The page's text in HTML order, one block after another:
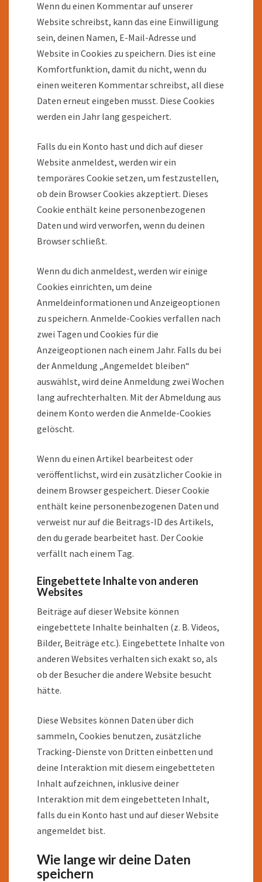
Wenn du einen Kommentar auf unserer
Website schreibst, kann das eine Einwilligung
sein, deinen Namen, E-Mail-Adresse und
Website in Cookies zu speichern. Dies ist eine
Komfortfunktion, damit du nicht, wenn du
einen weiteren Kommentar schreibst, all diese
Daten erneut eingeben musst. Diese Cookies
werden ein Jahr lang gespeichert.
Falls du ein Konto hast und dich auf dieser
Website anmeldest, werden wir ein
temporäres Cookie setzen, um festzustellen,
ob dein Browser Cookies akzeptiert. Dieses
Cookie enthält keine personenbezogenen
Daten und wird verworfen, wenn du deinen
Browser schließt.
Wenn du dich anmeldest, werden wir einige
Cookies einrichten, um deine
Anmeldeinformationen und Anzeigeoptionen
zu speichern. Anmelde-Cookies verfallen nach
zwei Tagen und Cookies für die
Anzeigeoptionen nach einem Jahr. Falls du bei
der Anmeldung „Angemeldet bleiben“
auswählst, wird deine Anmeldung zwei Wochen
lang aufrechterhalten. Mit der Abmeldung aus
deinem Konto werden die Anmelde-Cookies
gelöscht.
Wenn du einen Artikel bearbeitest oder
veröffentlichst, wird ein zusätzlicher Cookie in
deinem Browser gespeichert. Dieser Cookie
enthält keine personenbezogenen Daten und
verweist nur auf die Beitrags-ID des Artikels,
den du gerade bearbeitet hast. Der Cookie
verfällt nach einem Tag.
Eingebettete Inhalte von anderen
Websites
Beiträge auf dieser Website können
eingebettete Inhalte beinhalten (z. B. Videos,
Bilder, Beiträge etc.). Eingebettete Inhalte von
anderen Websites verhalten sich exakt so, als
ob der Besucher die andere Website besucht
hätte.
Diese Websites können Daten über dich
sammeln, Cookies benutzen, zusätzliche
Tracking-Dienste von Dritten einbetten und
deine Interaktion mit diesem eingebetteten
Inhalt aufzeichnen, inklusive deiner
Interaktion mit dem eingebetteten Inhalt,
falls du ein Konto hast und auf dieser Website
angemeldet bist.
Wie lange wir deine Daten
speichern